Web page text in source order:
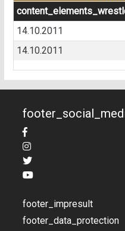
14.10.2011
14.10.2011
footer_impresult
footer_data_protection